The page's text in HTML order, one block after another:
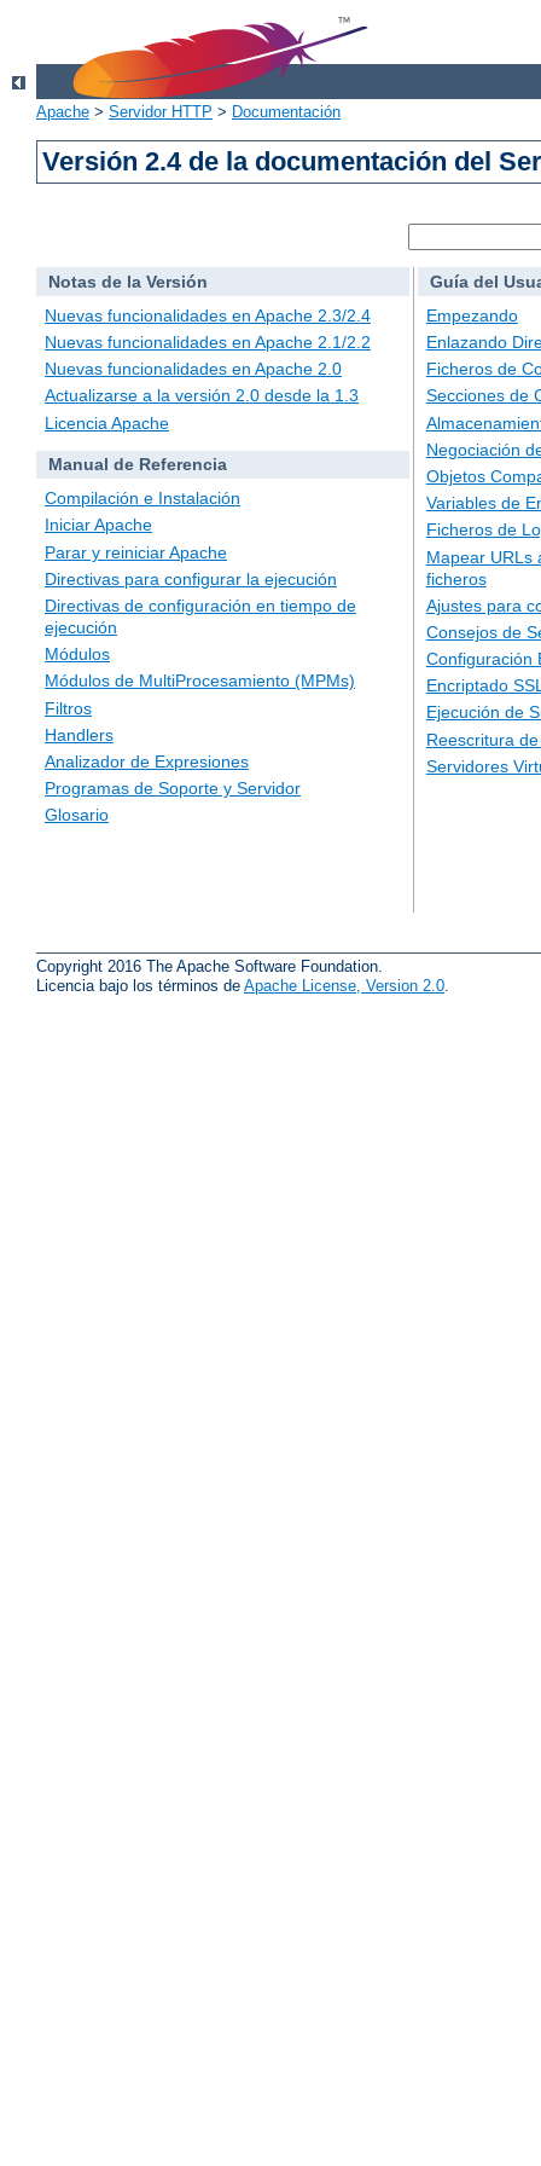
Apache > Servidor HTTP > Documentación
Versión 2.4 de la documentación del
Notas de la Versión
Nuevas funcionalidades en Apache 2.3/2.4
Nuevas funcionalidades en Apache 2.1/2.2
Nuevas funcionalidades en Apache 2.0
Actualizarse a la versión 2.0 desde la 1.3
Licencia Apache
Manual de Referencia
Compilación e Instalación
Iniciar Apache
Parar y reiniciar Apache
Directivas para configurar la ejecución
Directivas de configuración en tiempo de
ejecución
Módulos
Módulos de MultiProcesamiento (MPMs)
Filtros
Handlers
Analizador de Expresiones
Programas de Soporte y Servidor
Glosario
Guía del
Empezando
Enlazando
Ficheros de
Secciones de
Negociación
Objetos
Variables de
Ficheros de
Mapear URLs
ficheros
Ajustes para
Consejos de
Configuración
Encriptado
Ejecución de
Reescritura
Servidores
Copyright 2016 The Apache Software Foundation.
Licencia bajo los términos de Apache License, Version 2.0